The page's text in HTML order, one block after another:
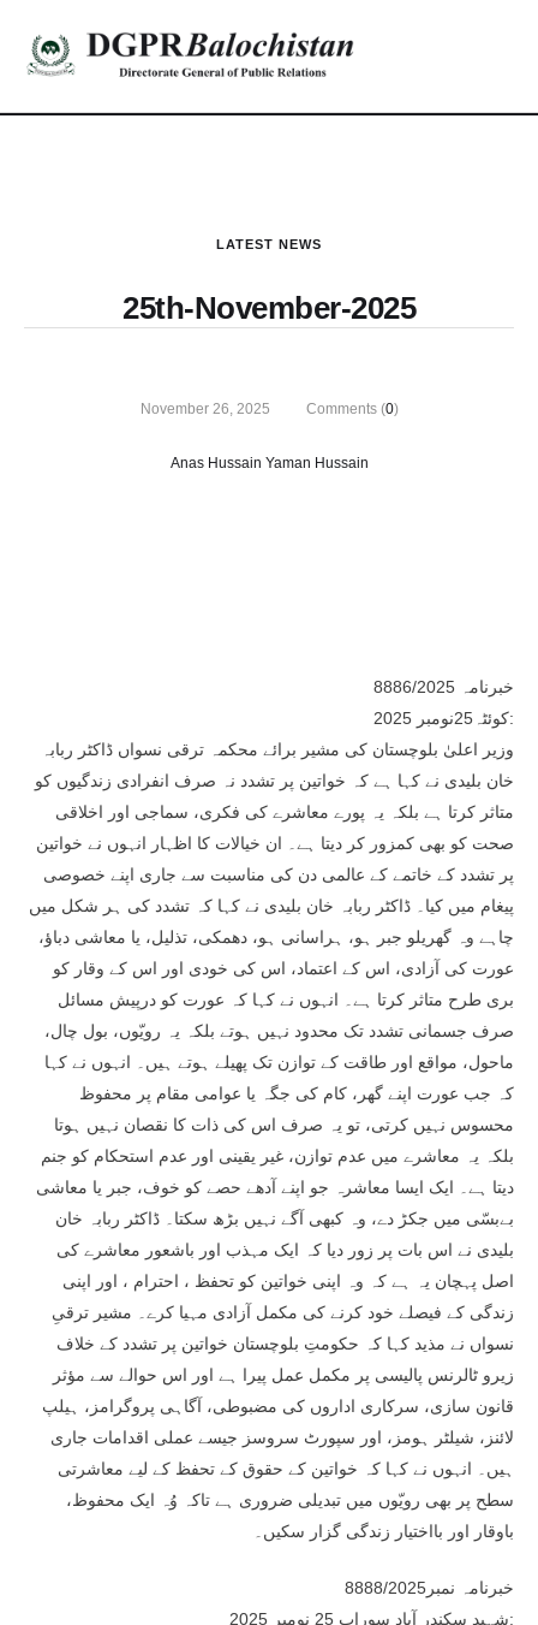
LATEST NEWS
25th-November-2025
November 26, 2025 Comments (0)
Anas Hussain Yaman Hussain
خبرنامہ 8886/2025
کوئٹہ25نومبر 2025:
وزیر اعلیٰ بلوچستان کی مشیر برائے محکمہ ترقی نسواں ڈاکٹر ربابہ
خان بلیدی نے کہا ہے کہ خواتین پر تشدد نہ صرف انفرادی زندگیوں کو
متاثر کرتا ہے بلکہ یہ پورے معاشرے کی فکری، سماجی اور اخلاقی
صحت کو بھی کمزور کر دیتا ہے۔ ان خیالات کا اظہار انہوں نے خواتین
پر تشدد کے خاتمے کے عالمی دن کی مناسبت سے جاری اپنے خصوصی
پیغام میں کیا۔ ڈاکٹر ربابہ خان بلیدی نے کہا کہ تشدد کی ہر شکل میں
چاہے وہ گھریلو جبر ہو، ہراسانی ہو، دھمکی، تذلیل، یا معاشی دباؤ،
عورت کی آزادی، اس کے اعتماد، اس کی خودی اور اس کے وقار کو
بری طرح متاثر کرتا ہے۔ انہوں نے کہا کہ عورت کو درپیش مسائل
صرف جسمانی تشدد تک محدود نہیں ہوتے بلکہ یہ رویّوں، بول چال،
ماحول، مواقع اور طاقت کے توازن تک پھیلے ہوتے ہیں۔ انہوں نے کہا
کہ جب عورت اپنے گھر، کام کی جگہ یا عوامی مقام پر محفوظ
محسوس نہیں کرتی، تو یہ صرف اس کی ذات کا نقصان نہیں ہوتا
بلکہ یہ معاشرے میں عدم توازن، غیر یقینی اور عدم استحکام کو جنم
دیتا ہے۔ ایک ایسا معاشرہ جو اپنے آدھے حصے کو خوف، جبر یا معاشی
بےبسّی میں جکڑ دے، وہ کبھی آگے نہیں بڑھ سکتا۔ ڈاکٹر ربابہ خان
بلیدی نے اس بات پر زور دیا کہ ایک مہذب اور باشعور معاشرے کی
اصل پہچان یہ ہے کہ وہ اپنی خواتین کو تحفظ ، احترام ، اور اپنی
زندگی کے فیصلے خود کرنے کی مکمل آزادی مہیا کرے۔ مشیر ترقیِ
نسواں نے مذید کہا کہ حکومتِ بلوچستان خواتین پر تشدد کے خلاف
زیرو ٹالرنس پالیسی پر مکمل عمل پیرا ہے اور اس حوالے سے مؤثر
قانون سازی، سرکاری اداروں کی مضبوطی، آگاہی پروگرامز، ہیلپ
لائنز، شیلٹر ہومز، اور سپورٹ سروسز جیسے عملی اقدامات جاری
ہیں۔ انہوں نے کہا کہ خواتین کے حقوق کے تحفظ کے لیے معاشرتی
سطح پر بھی رویّوں میں تبدیلی ضروری ہے تاکہ وُہ ایک محفوظ،
باوقار اور بااختیار زندگی گزار سکیں۔
خبرنامہ نمبر8888/2025
شہید سکندر آباد سوراب 25 نومبر 2025: